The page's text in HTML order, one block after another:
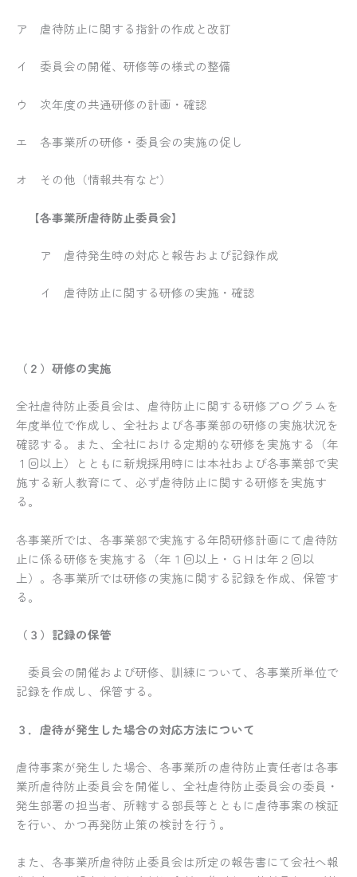
ア 虐待防止に関する指針の作成と改訂
イ 委員会の開催、研修等の様式の整備
ウ 次年度の共通研修の計画・確認
エ 各事業所の研修・委員会の実施の促し
オ その他（情報共有など）
【各事業所虐待防止委員会】
ア 虐待発生時の対応と報告および記録作成
イ 虐待防止に関する研修の実施・確認
（２）研修の実施
全社虐待防止委員会は、虐待防止に関する研修プログラムを
年度単位で作成し、全社および各事業部の研修の実施状況を
確認する。また、全社における定期的な研修を実施する（年
１回以上）とともに新規採用時には本社および各事業部で実
施する新人教育にて、必ず虐待防止に関する研修を実施す
る。
各事業所では、各事業部で実施する年間研修計画にて虐待防
止に係る研修を実施する（年１回以上・ＧＨは年２回以
上）。各事業所では研修の実施に関する記録を作成、保管す
る。
（３）記録の保管
委員会の開催および研修、訓練について、各事業所単位で
記録を作成し、保管する。
３．虐待が発生した場合の対応方法について
虐待事案が発生した場合、各事業所の虐待防止責任者は各事
業所虐待防止委員会を開催し、全社虐待防止委員会の委員・
発生部署の担当者、所轄する部長等とともに虐待事案の検証
を行い、かつ再発防止策の検討を行う。
また、各事業所虐待防止委員会は所定の報告書にて会社へ報